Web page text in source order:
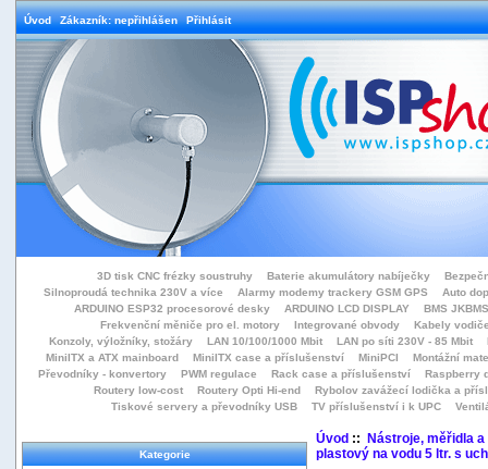
Úvod Zákazník: nepřihlášen Přihlásit
3D tisk CNC frézky soustruhy Baterie akumulátory nabíječky
Silnoproudá technika 230V a více
Alarmy modemy trackery GSM GPS
Auto
ARDUINO ESP32 procesorové desky
ARDUINO LCD DISPLAY
BMS
Frekvenční měniče pro el. motory
Integrované obvody
Kabely
Konzoly, výložníky, stožáry
LAN 10/100/1000 Mbit LAN po síti 230V - 85 Mbit
MiniITX a ATX mainboard
MiniITX case a příslušenství MiniPCI
Montážní
Převodníky - konvertory
PWM regulace Rack case a příslušenství
Raspberry
Routery low-cost
Routery Opti Hi-end
Rybolov zavážecí lodička a přísl
Tiskové servery a převodníky USB
TV příslušenství i k UPC
Kategorie
Úvod:: Nástroje, měřidla a
plastový na vodu 5 ltr. s